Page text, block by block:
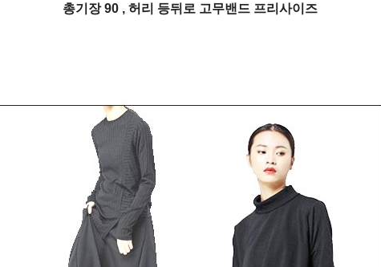
총기장 90 , 허리 등뒤로 고무밴드 프리사이즈